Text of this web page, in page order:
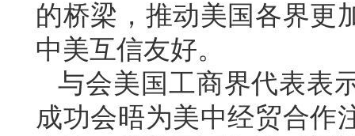
的桥梁，推动美国各界更
中美互信友好。
与会美国工商界代表表
成功会晤为美中经贸合作